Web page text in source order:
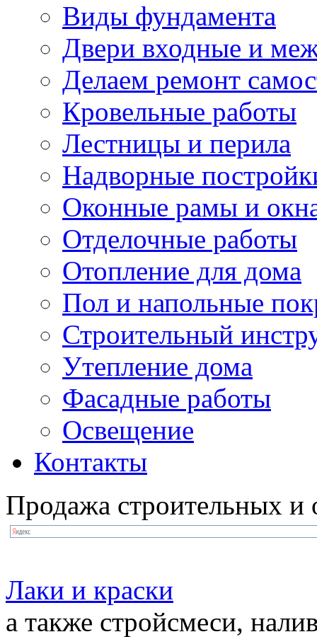
Виды фундамента
Двери входные и
Делаем ремонт
Кровельные работы
Лестницы и перила
Надворные
Оконные рамы и
Отделочные работы
Отопление для дома
Пол и напольные
Строительный
Утепление дома
Фасадные работы
Освещение
Контакты
Продажа строительных и
Лаки и краски
а также стройсмеси,